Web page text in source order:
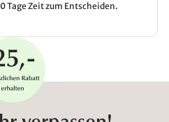
Tage Zeit zum Entscheiden.